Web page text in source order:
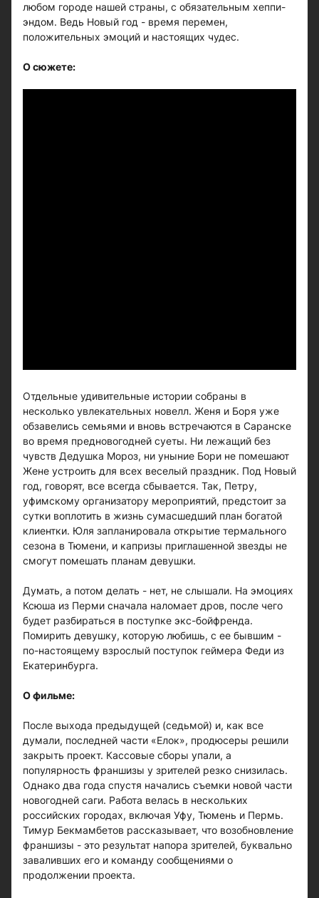
любом городе нашей страны, с обязательным хеппи-
эндом. Ведь Новый год - время перемен,
положительных эмоций и настоящих чудес.
О сюжете:
Отдельные удивительные истории собраны в
несколько увлекательных новелл. Женя и Боря уже
обзавелись семьями и вновь встречаются в Саранске
во время предновогодней суеты. Ни лежащий без
чувств Дедушка Мороз, ни уныние Бори не помешают
Жене устроить для всех веселый праздник. Под Новый
год, говорят, все всегда сбывается. Так, Петру,
уфимскому организатору мероприятий, предстоит за
сутки воплотить в жизнь сумасшедший план богатой
клиентки. Юля запланировала открытие термального
сезона в Тюмени, и капризы приглашенной звезды не
смогут помешать планам девушки.
Думать, а потом делать - нет, не слышали. На эмоциях
Ксюша из Перми сначала наломает дров, после чего
будет разбираться в поступке экс-бойфренда.
Помирить девушку, которую любишь, с ее бывшим -
по-настоящему взрослый поступок геймера Феди из
Екатеринбурга.
О фильме:
После выхода предыдущей (седьмой) и, как все
думали, последней части «Елок», продюсеры решили
закрыть проект. Кассовые сборы упали, а
популярность франшизы у зрителей резко снизилась.
Однако два года спустя начались съемки новой части
новогодней саги. Работа велась в нескольких
российских городах, включая Уфу, Тюмень и Пермь.
Тимур Бекмамбетов рассказывает, что возобновление
франшизы - это результат напора зрителей, буквально
заваливших его и команду сообщениями о
продолжении проекта.